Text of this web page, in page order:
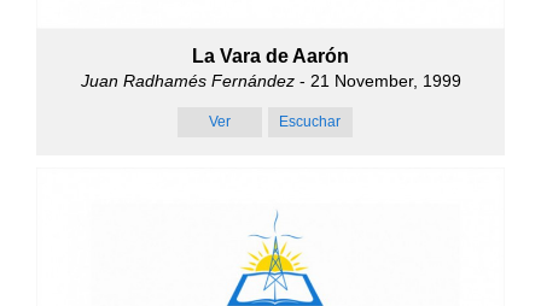
La Vara de Aarón
Juan Radhamés Fernández- 21 November, 1999
Ver Escuchar